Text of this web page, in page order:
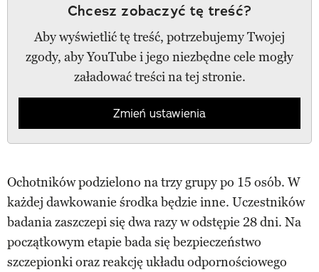
Chcesz zobaczyć tę treść?
Aby wyświetlić tę treść, potrzebujemy Twojej
zgody, aby YouTube i jego niezbędne cele mogły
załadować treści na tej stronie.
Zmień ustawienia
Ochotników podzielono na trzy grupy po 15 osób. W
każdej dawkowanie środka będzie inne. Uczestników
badania zaszczepi się dwa razy w odstępie 28 dni. Na
początkowym etapie bada się bezpieczeństwo
szczepionki oraz reakcję układu odpornościowego